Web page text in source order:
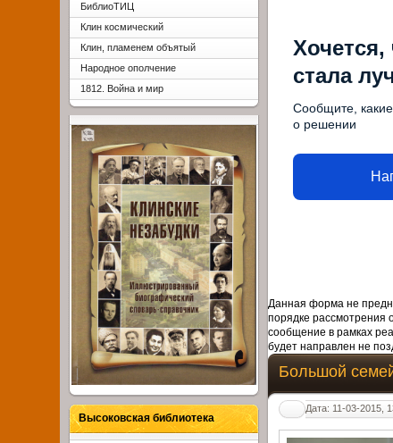
стала
Сообщите,
о решении
Данная форма не
порядке рассмотрения
сообщение в рамках
будет направлен не
Большой
Дата: 11-03-2015,
БиблиоТИЦ
Клин космический
Клин, пламенем объятый
Народное ополчение
1812. Война и мир
Высоковская библиотека